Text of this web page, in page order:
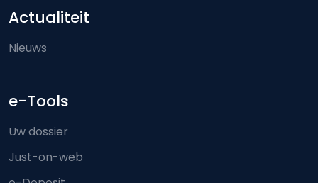
Actualiteit
Nieuws
e-Tools
Uw dossier
Just-on-web